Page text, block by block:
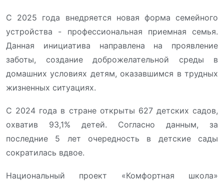
С 2025 года внедряется новая форма семейного
устройства - профессиональная приемная семья.
Данная инициатива направлена на проявление
заботы, создание доброжелательной среды в
домашних условиях детям, оказавшимся в трудных
жизненных ситуациях.
С 2024 года в стране открыты 627 детских садов,
охватив 93,1% детей. Согласно данным, за
последние 5 лет очередность в детские сады
сократилась вдвое.
Национальный проект «Комфортная школа»